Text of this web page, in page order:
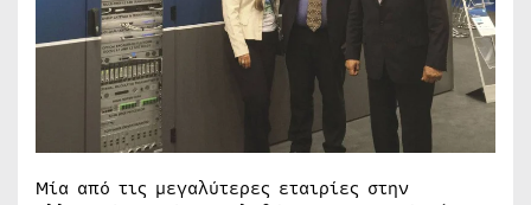
Μία από τις μεγαλύτερες εταιρίες στην